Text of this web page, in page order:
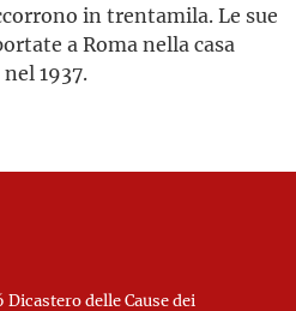
in trentamila. Le sue
a Roma nella casa
1937.
delle Cause dei